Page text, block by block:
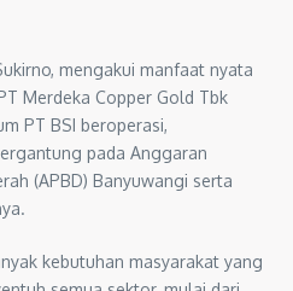
mengakui manfaat nyata
Merdeka Copper Gold Tbk
PT BSI beroperasi,
pada Anggaran
(APBD) Banyuwangi serta
kebutuhan masyarakat yang